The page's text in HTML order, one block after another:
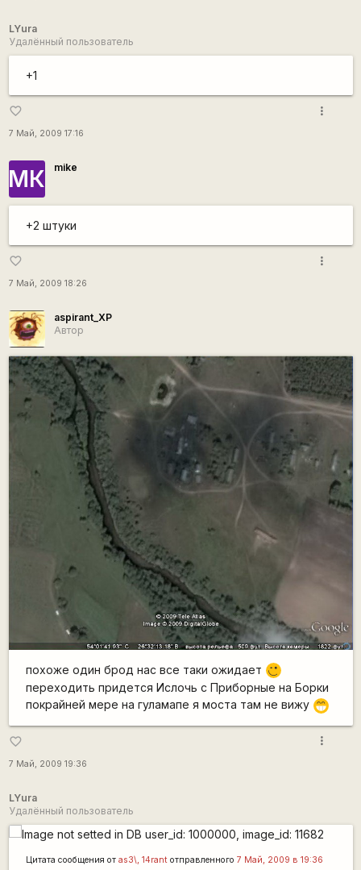
LYura
Удалённый пользователь
+1
favorite_border
7 Май, 2009 17:16
more_vert
МК mike
+2 штуки
favorite_border
7 Май, 2009 18:26
more_vert
aspirant_XP
Автор
похоже один брод нас все таки ожидает
;)
переходить придется Ислочь с Приборные на Борки
покрайней мере на гуламапе я моста там не вижу ;D
favorite_border
7 Май, 2009 19:36
more_vert
LYura
Удалённый пользователь
Цитата сообщения от as3\, 14rantотправленного 7 Май, 2009 в 19:36